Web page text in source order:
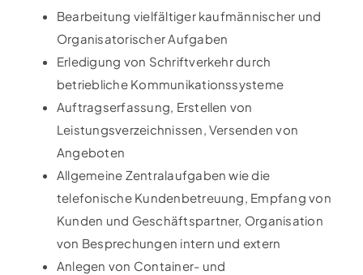
Bearbeitung vielfältiger kaufmännischer und
Organisatorischer Aufgaben
Erledigung von Schriftverkehr durch
betriebliche Kommunikationssysteme
Auftragserfassung, Erstellen von
Leistungsverzeichnissen, Versenden von
Angeboten
Allgemeine Zentralaufgaben wie die
telefonische Kundenbetreuung, Empfang von
Kunden und Geschäftspartner, Organisation
von Besprechungen intern und extern
Anlegen von Container- und